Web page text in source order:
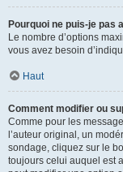
Pourquoi ne puis-je pas
Le nombre d’options
vous avez besoin
Haut
Comment modifier ou
Comme pour les
l’auteur original, un
sondage, cliquez sur le
toujours celui auquel est